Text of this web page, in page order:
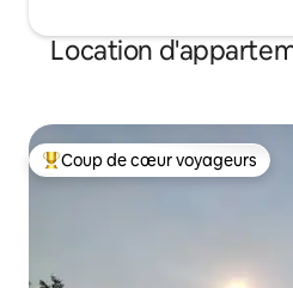
Location
Coups de cœur voyageurs les
Coup de cœur voyageurs